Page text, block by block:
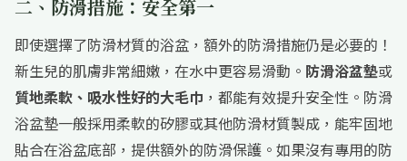
二、防滑措施：安全第一
即使選擇了防滑材質的浴盆，額外的防滑措施仍是必要的！
新生兒的肌膚非常細嫩，在水中更容易滑動。 防滑浴盆墊或
質地柔軟、吸水性好的大毛巾 ，都能有效提升安全性。防滑
浴盆墊一般採用柔軟的矽膠或其他防滑材質製成，能牢固地
貼合在浴盆底部，提供額外的防滑保護。如果沒有專用的防